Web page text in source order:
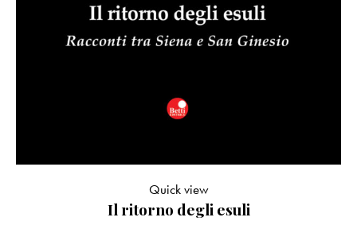
Il ritorno degli esuli
Quick view